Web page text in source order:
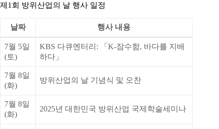
제1회 방위산업의 날 행사 일정
날짜 행사 내용
7월 5일
(토)
KBS 다큐멘터리: 「K-잠수함, 바다를 지배
하다」
7월 8일
(화)
방위산업의 날 기념식 및 오찬
7월 8일
(화)
2025년 대한민국 방위산업 국제학술세미나